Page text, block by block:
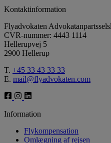
Kontaktinformation
Flyadvokaten
CVR-nummer: 4443 1114
Hellerupvej 5
2900 Hellerup
T. +45 33 43 33 33
E. mail@flyadvokaten.com
Information
Flykompensation
Omlægning af rejsen